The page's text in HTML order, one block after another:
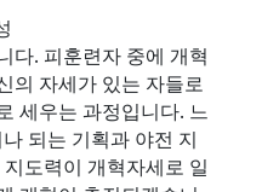
다. 피훈련자 중에 개혁
의 자세가 있는 자들로
세우는 과정입니다. 느
되는 기획과 야전 지
도력이 개혁자세로 일